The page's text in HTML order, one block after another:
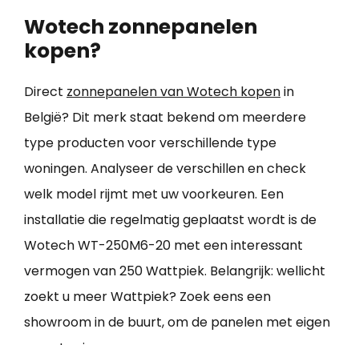
Wotech zonnepanelen
kopen?
Direct zonnepanelen van Wotech kopenin
België? Dit merk staat bekend om meerdere
type producten voor verschillende type
woningen. Analyseer de verschillen en check
welk model rijmt met uw voorkeuren. Een
installatie die regelmatig geplaatst wordt is de
Wotech WT-250M6-20 met een interessant
vermogen van 250 Wattpiek. Belangrijk: wellicht
zoekt u meer Wattpiek? Zoek eens een
showroom in de buurt, om de panelen met eigen